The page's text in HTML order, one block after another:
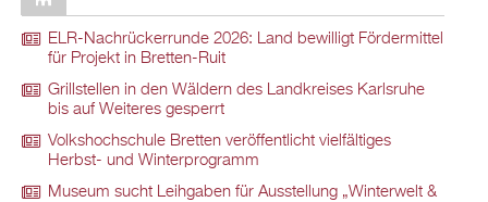
ELR-Nachrückerrunde 2026: Land bewilligt Fördermittel
für Projekt in Bretten-Ruit
Grillstellen in den Wäldern des Landkreises Karlsruhe
bis auf Weiteres gesperrt
Volkshochschule Bretten veröffentlicht vielfältiges
Herbst- und Winterprogramm
Museum sucht Leihgaben für Ausstellung „Winterwelt &